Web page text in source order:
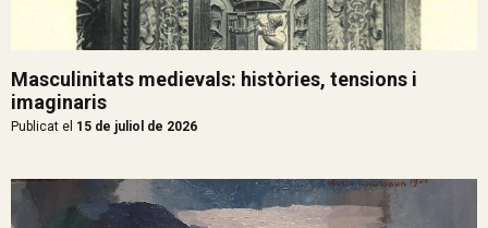
Masculinitats medievals: històries, tensions i
imaginaris
Publicat el 15 de juliol de 2026